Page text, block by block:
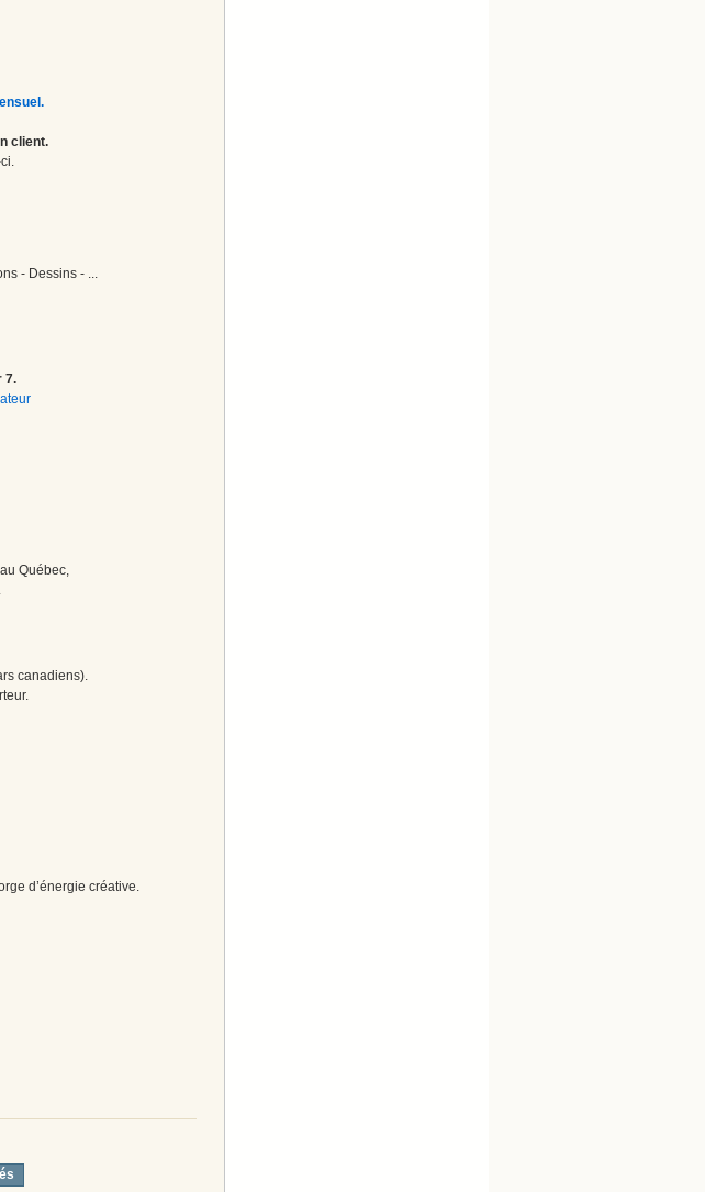
client.
- Dessins - ...
7.
Québec,
canadiens).
d’énergie créative.